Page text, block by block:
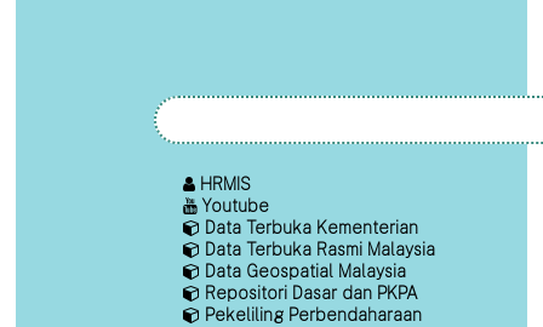
HRMIS
Youtube
Data Terbuka Kementerian
Data Terbuka Rasmi Malaysia
Data Geospatial Malaysia
Repositori Dasar dan PKPA
Pekeliling Perbendaharaan